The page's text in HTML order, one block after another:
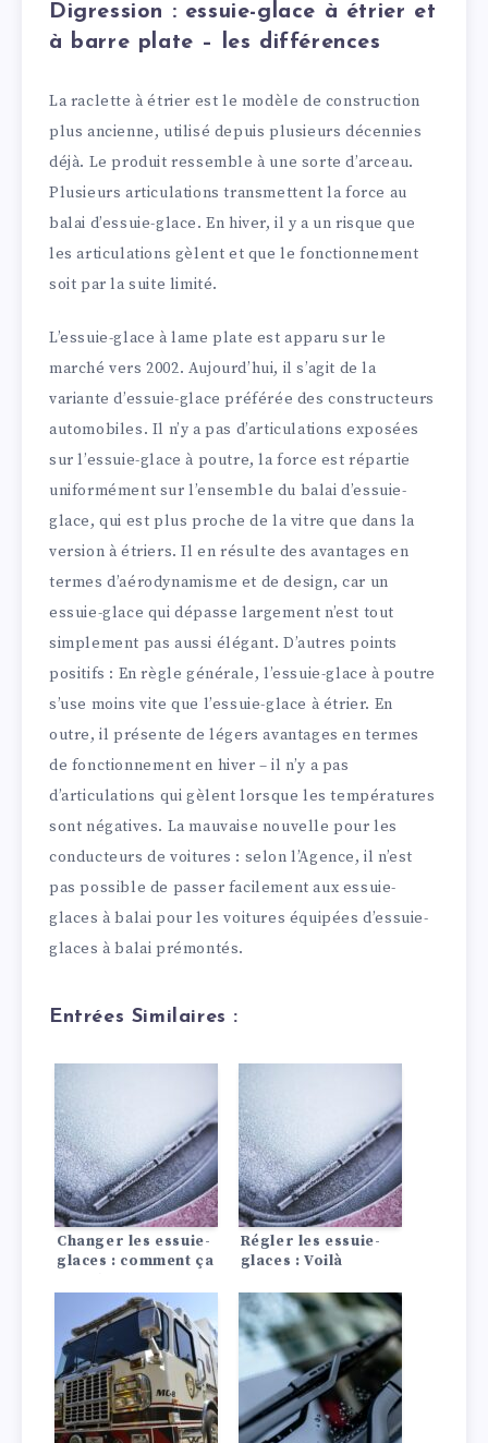
Digression : essuie-glace à étrier et
à barre plate – les différences
La raclette à étrier est le modèle de construction
plus ancienne, utilisé depuis plusieurs décennies
déjà. Le produit ressemble à une sorte d’arceau.
Plusieurs articulations transmettent la force au
balai d’essuie-glace. En hiver, il y a un risque que
les articulations gèlent et que le fonctionnement
soit par la suite limité.
L’essuie-glace à lame plate est apparu sur le
marché vers 2002. Aujourd’hui, il s’agit de la
variante d’essuie-glace préférée des constructeurs
automobiles. Il n’y a pas d’articulations exposées
sur l’essuie-glace à poutre, la force est répartie
uniformément sur l’ensemble du balai d’essuie-
glace, qui est plus proche de la vitre que dans la
version à étriers. Il en résulte des avantages en
termes d’aérodynamisme et de design, car un
essuie-glace qui dépasse largement n’est tout
simplement pas aussi élégant. D’autres points
positifs : En règle générale, l’essuie-glace à poutre
s’use moins vite que l’essuie-glace à étrier. En
outre, il présente de légers avantages en termes
de fonctionnement en hiver – il n’y a pas
d’articulations qui gèlent lorsque les températures
sont négatives. La mauvaise nouvelle pour les
conducteurs de voitures : selon l’Agence, il n’est
pas possible de passer facilement aux essuie-
glaces à balai pour les voitures équipées d’essuie-
glaces à balai prémontés.
Entrées Similaires :
Changer les essuie-
glaces : comment ça
Régler les essuie-
glaces : Voilà
important !